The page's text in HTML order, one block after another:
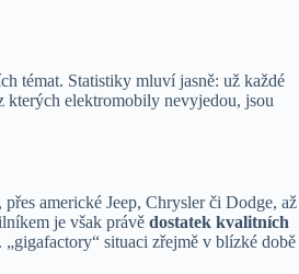
témat. Statistiky mluví jasně: už každé
kterých elektromobily nevyjedou, jsou
americké Jeep, Chrysler či Dodge, až
je však právě dostatek kvalitních
situaci zřejmě v blízké době